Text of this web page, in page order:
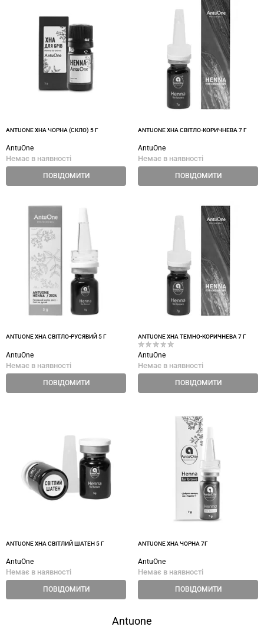
ANTUONE ХНА ЧОРНА (СКЛО) 5 Г
AntuOne
Немає в наявності
ПОВІДОМИТИ
ANTUONE ХНА СВІТЛО-КОРИЧНЕВА 7 Г
AntuOne
Немає в наявності
ПОВІДОМИТИ
ANTUONE ХНА СВІТЛО-РУСЯВИЙ 5 Г
AntuOne
Немає в наявності
ПОВІДОМИТИ
ANTUONE ХНА ТЕМНО-КОРИЧНЕВА 7 Г
AntuOne
Немає в наявності
ПОВІДОМИТИ
ANTUONE ХНА СВІТЛИЙ ШАТЕН 5 Г
AntuOne
Немає в наявності
ПОВІДОМИТИ
ANTUONE ХНА ЧОРНА 7Г
AntuOne
Немає в наявності
ПОВІДОМИТИ
Antuone